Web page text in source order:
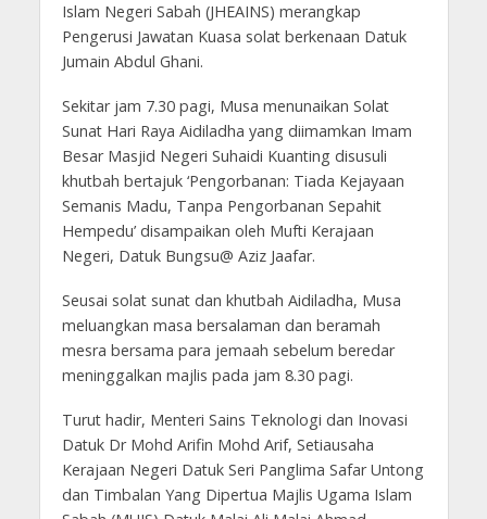
Islam Negeri Sabah (JHEAINS) merangkap
Pengerusi Jawatan Kuasa solat berkenaan Datuk
Jumain Abdul Ghani.
Sekitar jam 7.30 pagi, Musa menunaikan Solat
Sunat Hari Raya Aidiladha yang diimamkan Imam
Besar Masjid Negeri Suhaidi Kuanting disusuli
khutbah bertajuk ‘Pengorbanan: Tiada Kejayaan
Semanis Madu, Tanpa Pengorbanan Sepahit
Hempedu’ disampaikan oleh Mufti Kerajaan
Negeri, Datuk Bungsu@ Aziz Jaafar.
Seusai solat sunat dan khutbah Aidiladha, Musa
meluangkan masa bersalaman dan beramah
mesra bersama para jemaah sebelum beredar
meninggalkan majlis pada jam 8.30 pagi.
Turut hadir, Menteri Sains Teknologi dan Inovasi
Datuk Dr Mohd Arifin Mohd Arif, Setiausaha
Kerajaan Negeri Datuk Seri Panglima Safar Untong
dan Timbalan Yang Dipertua Majlis Ugama Islam